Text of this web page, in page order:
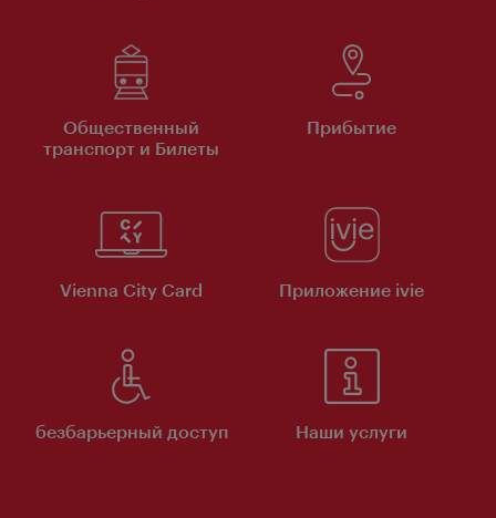
Общественный
транспорт и Билеты
Прибытие
Vienna City Card Приложение ivie
безбарьерный доступ Наши услуги